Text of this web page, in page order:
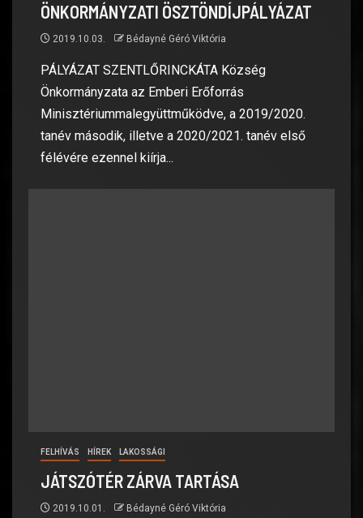
ÖNKORMÁNYZATI ÖSZTÖNDÍJPÁLYÁZAT
2019.10.03. Bédayné Géró Viktória
PÁLYÁZAT SZENTLŐRINCKÁTA Község
Önkormányzata az Emberi Erőforrás
Minisztériummalegyüttműködve, a 2019/2020.
tanév második, illetve a 2020/2021. tanév első
félévére ezennel kiírja...
FELHÍVÁS HÍREK LAKOSSÁGI
JÁTSZÓTÉR ZÁRVA TARTÁSA
2019.10.01. Bédayné Géró Viktória